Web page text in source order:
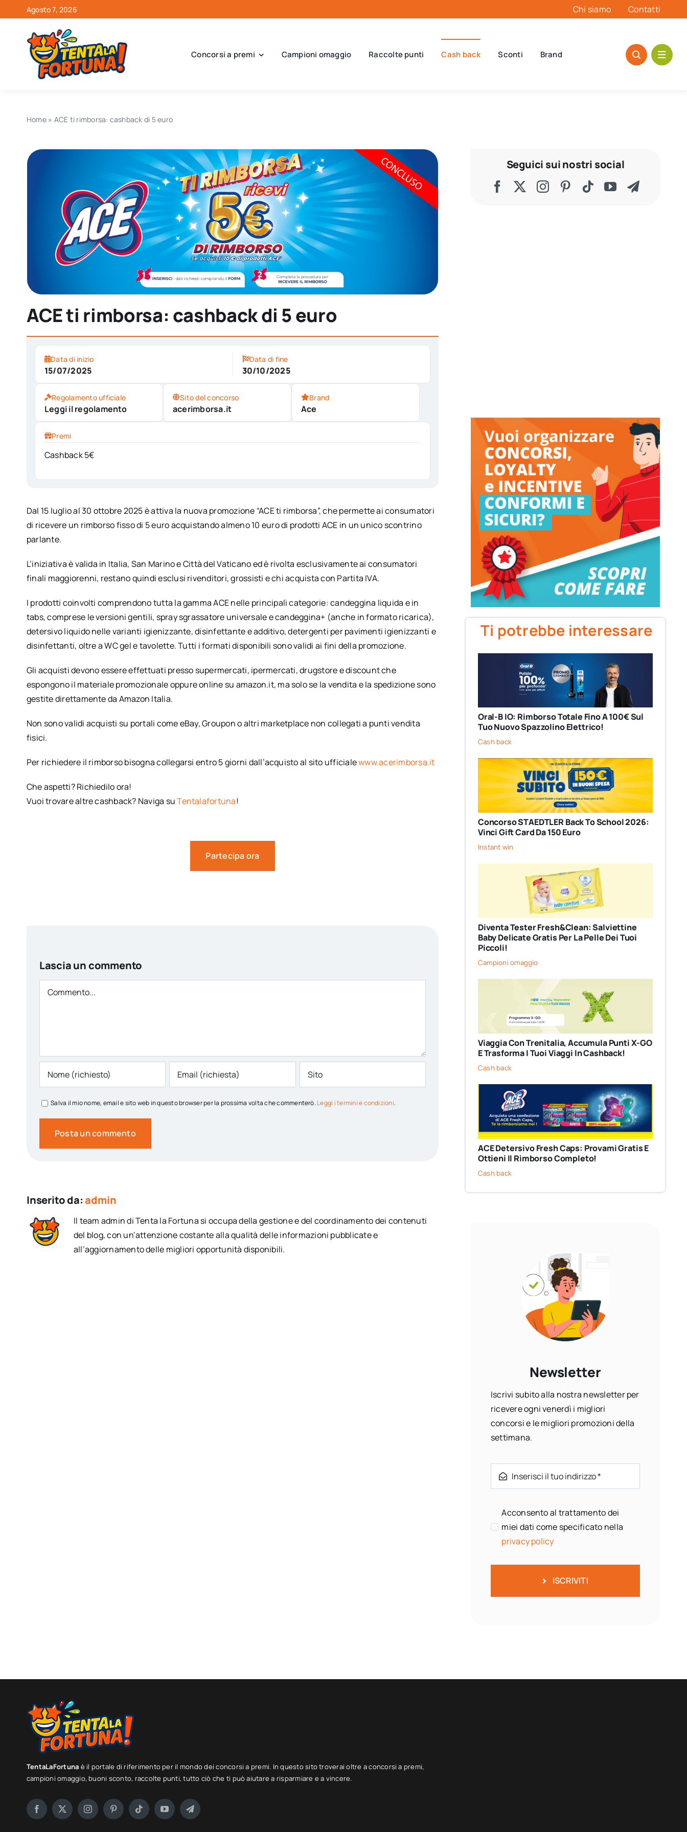
al
contenuto
Agosto 7, 2026 Chi siamo Contatti
Concorsi a premi Campioni omaggio Raccolte punti Cash back Sconti Brand
Home» ACE ti rimborsa: cashback di 5 euro
ACE ti rimborsa: cashback di 5 euro
Data di inizio
15/07/2025
Data di fine
30/10/2025
Regolamento ufficiale
Leggi il regolamento
Sito del concorso
acerimborsa.it
Brand
Ace
Premi
Cashback 5€
Dal 15 luglio al 30 ottobre 2025 è attiva la nuova promozione “ACE ti rimborsa”, che permette ai consumatori
di ricevere un rimborso fisso di 5 euro acquistando almeno 10 euro di prodotti ACE in un unico scontrino
parlante.
L’iniziativa è valida in Italia, San Marino e Città del Vaticano ed è rivolta esclusivamente ai consumatori
finali maggiorenni, restano quindi esclusi rivenditori, grossisti e chi acquista con Partita IVA.
I prodotti coinvolti comprendono tutta la gamma ACE nelle principali categorie: candeggina liquida e in
tabs, comprese le versioni gentili, spray sgrassatore universale e candeggina+ (anche in formato ricarica),
detersivo liquido nelle varianti igienizzante, disinfettante e additivo, detergenti per pavimenti igienizzanti e
disinfettanti, oltre a WC gel e tavolette. Tutti i formati disponibili sono validi ai fini della promozione.
Gli acquisti devono essere effettuati presso supermercati, ipermercati, drugstore e discount che
espongono il materiale promozionale oppure online su amazon.it, ma solo se la vendita e la spedizione sono
gestite direttamente da Amazon Italia.
Non sono validi acquisti su portali come eBay, Groupon o altri marketplace non collegati a punti vendita
fisici.
Per richiedere il rimborso bisogna collegarsi entro 5 giorni dall’acquisto al sito ufficialewww.acerimborsa.it
Che aspetti? Richiedilo ora!
Vuoi trovare altre cashback? Naviga suTentalafortuna!
Partecipa ora
Lascia un commento
Comment
Salva il mio nome, email e sito web in questo browser per la prossima volta che commenterò. Leggi i termini e condizioni.
Inserito da:admin
Il team admin di Tenta la Fortuna si occupa della gestione e del coordinamento dei contenuti
del blog, con un’attenzione costante alla qualità delle informazioni pubblicate e
all’aggiornamento delle migliori opportunità disponibili.
Seguici sui nostri social
Ti potrebbe interessare
Oral-B IO: Rimborso Totale Fino A 100€ Sul
Tuo Nuovo Spazzolino Elettrico!
Cash back
Concorso STAEDTLER Back To School 2026:
Vinci Gift Card Da 150 Euro
Instant win
Diventa Tester Fresh&Clean: Salviettine
Baby Delicate Gratis Per La Pelle Dei Tuoi
Piccoli!
Campioni omaggio
Viaggia Con Trenitalia, Accumula Punti X-GO
E Trasforma I Tuoi Viaggi In Cashback!
Cash back
ACE Detersivo Fresh Caps: Provami Gratis E
Ottieni Il Rimborso Completo!
Cash back
Newsletter
Iscrivi subito alla nostra newsletter per
ricevere ogni venerdì i migliori
concorsi e le migliori promozioni della
settimana.
Acconsento al trattamento dei
miei dati come specificato nella
privacy policy
ISCRIVITI
TentaLaFortuna è il portale di riferimento per il mondo dei concorsi a premi. In questo sito troverai oltre a concorsi a premi,
campioni omaggio, buoni sconto, raccolte punti, tutto ciò che ti può aiutare a risparmiare e a vincere.